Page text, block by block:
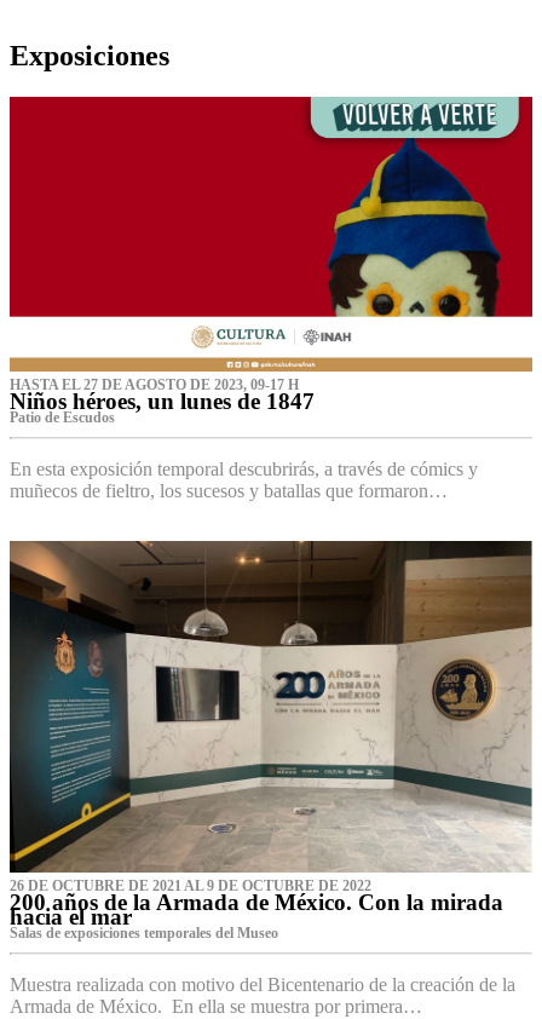
Exposiciones
HASTA EL 27 DE AGOSTO DE 2023, 09-17 H
Niños héroes, un lunes de 1847
Patio de Escudos
En esta exposición temporal descubrirás, a través de cómics y
muñecos de fieltro, los sucesos y batallas que formaron…
26 DE OCTUBRE DE 2021 AL 9 DE OCTUBRE DE 2022
200 años de la Armada de México. Con la mirada
hacia el mar
Salas de exposiciones temporales del Museo‌
Muestra realizada con motivo del Bicentenario de la creación de la
Armada de México. En ella se muestra por primera…